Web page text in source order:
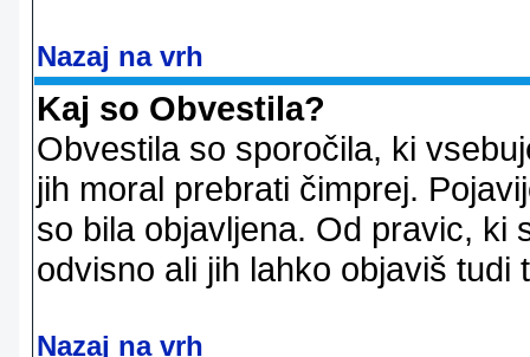
Nazaj na vrh
Kaj so Obvestila?
Obvestila so sporočila, ki
jih moral prebrati čimprej.
so bila objavljena. Od pravic, ki
odvisno ali jih lahko objaviš
Nazaj na vrh